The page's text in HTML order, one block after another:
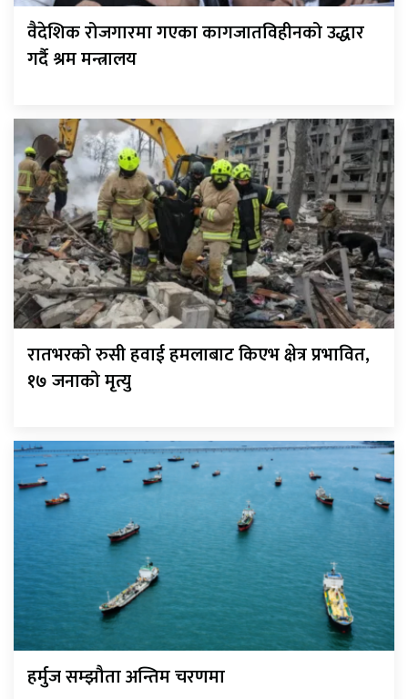
वैदेशिक रोजगारमा गएका कागजातविहीनको उद्धार
गर्दै श्रम मन्त्रालय
रातभरको रुसी हवाई हमलाबाट किएभ क्षेत्र प्रभावित,
१७ जनाको मृत्यु
हर्मुज सम्झौता अन्तिम चरणमा